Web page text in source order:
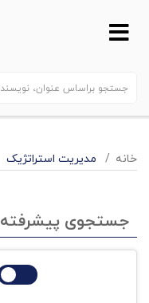
خانه مدیریت استراتژیک
جستجوی پیشرفته